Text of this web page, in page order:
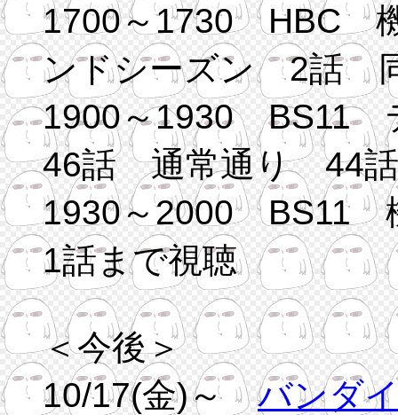
1700～1730 HBC
ンドシーズン 2話
1900～1930 BS11
46話 通常通り 44話
1930～2000 BS11
1話まで視聴
＜今後＞
10/17(金)～バンダ